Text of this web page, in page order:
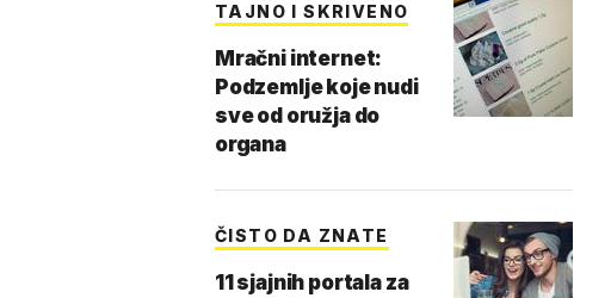
TAJNO I SKRIVENO
Mračni internet:
Podzemlje koje nudi
sve od oružja do
organa
ČISTO DA ZNATE
11 sjajnih portala za